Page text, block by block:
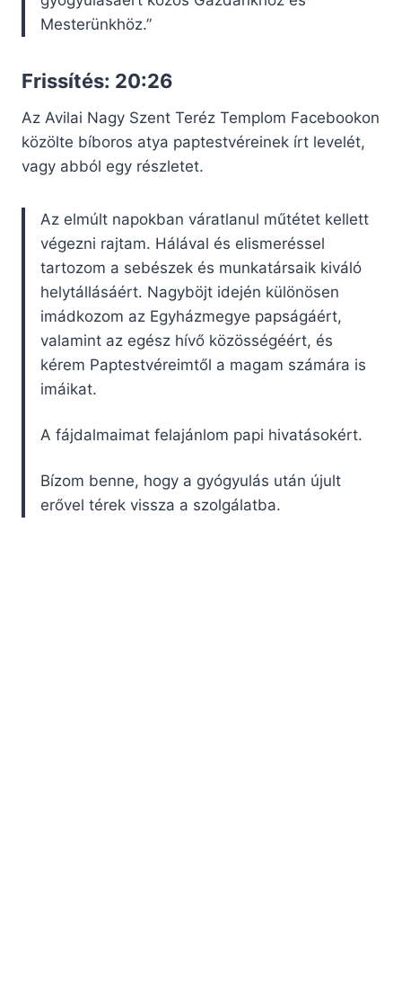
Mesterünkhöz.”
Frissítés: 20:26
Az Avilai Nagy Szent Teréz Templom Facebookon
közölte bíboros atya paptestvéreinek írt levelét,
vagy abból egy részletet.
Az elmúlt napokban váratlanul műtétet kellett
végezni rajtam. Hálával és elismeréssel
tartozom a sebészek és munkatársaik kiváló
helytállásáért. Nagyböjt idején különösen
imádkozom az Egyházmegye papságáért,
valamint az egész hívő közösségéért, és
kérem Paptestvéreimtől a magam számára is
imáikat.
A fájdalmaimat felajánlom papi hivatásokért.
Bízom benne, hogy a gyógyulás után újult
erővel térek vissza a szolgálatba.